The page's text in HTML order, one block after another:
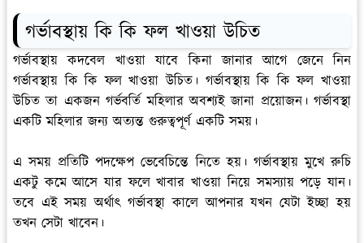
গর্ভাবস্থায় কি কি ফল খাওয়া উচিত
গর্ভাবস্থায় কদবেল খাওয়া যাবে কিনা জানার আগে জেনে নিন
গর্ভাবস্থায় কি কি ফল খাওয়া উচিত। গর্ভাবস্থায় কি কি ফল খাওয়া
উচিত তা একজন গর্ভবর্তি মহিলার অবশ্যই জানা প্রয়োজন। গর্ভাবস্থা
একটি মহিলার জন্য অত্যন্ত গুরুত্বপূর্ণ একটি সময়।
এ সময় প্রতিটি পদক্ষেপ ভেবেচিন্তে নিতে হয়। গর্ভাবস্থায় মুখে রুচি
একটু কমে আসে যার ফলে খাবার খাওয়া নিয়ে সমস্যায় পড়ে যান।
তবে এই সময় অর্থাৎ গর্ভাবস্থা কালে আপনার যখন যেটা ইচ্ছা হয়
তখন সেটা খাবেন।